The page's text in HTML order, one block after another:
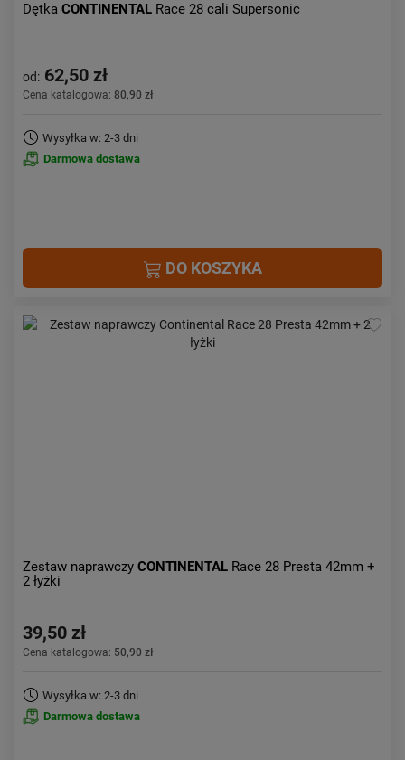
Dętka CONTINENTAL Race 28 cali Supersonic
od: 62,50 zł
Cena katalogowa: 80,90 zł
Wysyłka w: 2-3 dni
Darmowa dostawa
DO KOSZYKA
Zestaw naprawczy CONTINENTAL Race 28 Presta 42mm +
2 łyżki
39,50 zł
Cena katalogowa: 50,90 zł
Wysyłka w: 2-3 dni
Darmowa dostawa